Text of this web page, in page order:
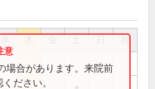
祝
●
場合があります。来院前
ださい。